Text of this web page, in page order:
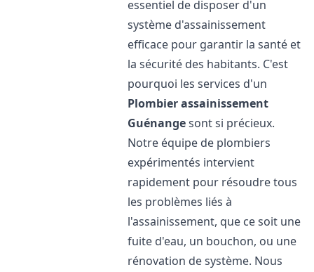
essentiel de disposer d'un
système d'assainissement
efficace pour garantir la santé et
la sécurité des habitants. C'est
pourquoi les services d'un
Plombier assainissement
Guénangesont si précieux.
Notre équipe de plombiers
expérimentés intervient
rapidement pour résoudre tous
les problèmes liés à
l'assainissement, que ce soit une
fuite d'eau, un bouchon, ou une
rénovation de système. Nous